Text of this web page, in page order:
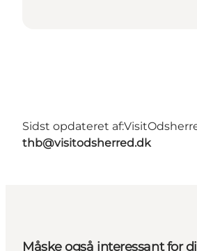
Sidst opdateret af:
thb@visitodsherred.dk
Måske også interessant for